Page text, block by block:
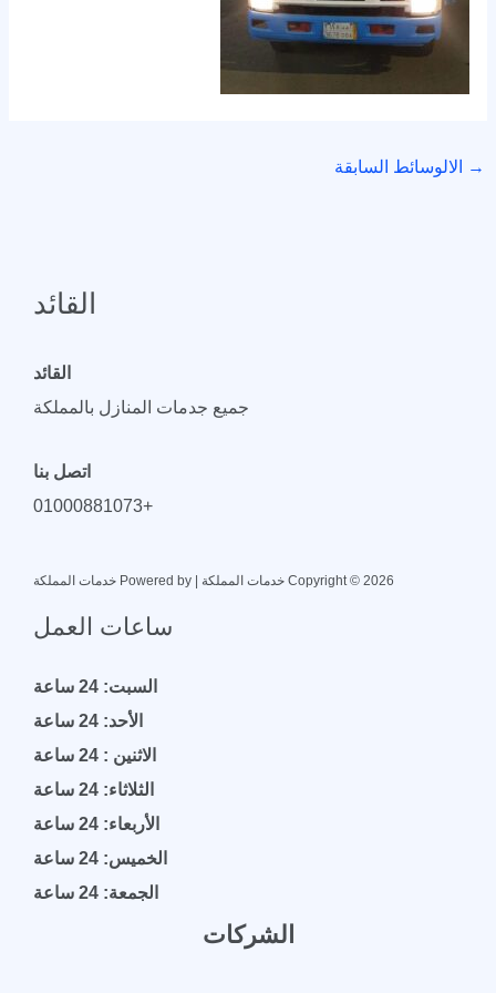
→ الالوسائط السابقة
القائد
القائد
جميع جدمات المنازل بالمملكة
اتصل بنا
+01000881073
Copyright © 2026 خدمات المملكة | Powered by خدمات المملكة
ساعات العمل
السبت: 24 ساعة
الأحد: 24 ساعة
الاثنين : 24 ساعة
الثلاثاء: 24 ساعة
الأربعاء: 24 ساعة
الخميس: 24 ساعة
الجمعة: 24 ساعة
الشركات